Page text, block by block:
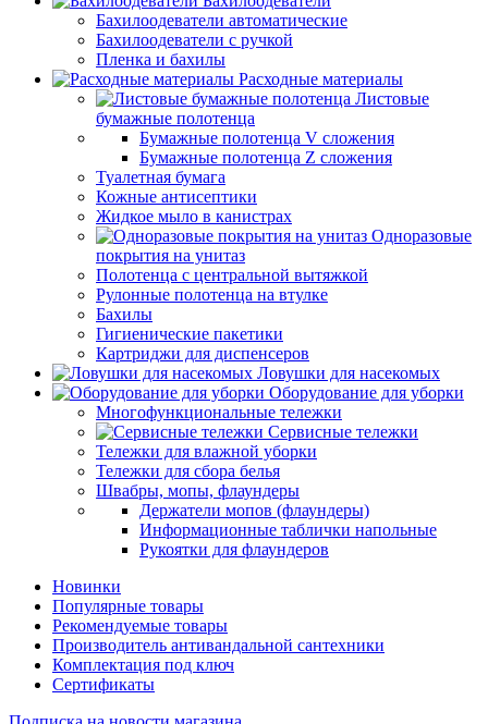
Бахилоодеватели автоматические
Бахилоодеватели с ручкой
Пленка и бахилы
Расходные материалы
Листовые
бумажные полотенца
Бумажные полотенца V сложения
Бумажные полотенца Z сложения
Туалетная бумага
Кожные антисептики
Жидкое мыло в канистрах
Одноразовые
покрытия на унитаз
Полотенца с центральной вытяжкой
Рулонные полотенца на втулке
Бахилы
Гигиенические пакетики
Картриджи для диспенсеров
Ловушки для насекомых
Оборудование для уборки
Многофункциональные тележки
Сервисные тележки
Тележки для влажной уборки
Тележки для сбора белья
Швабры, мопы, флаундеры
Держатели мопов (флаундеры)
Информационные таблички напольные
Рукоятки для флаундеров
Новинки
Популярные товары
Рекомендуемые товары
Производитель антивандальной сантехники
Комплектация под ключ
Сертификаты